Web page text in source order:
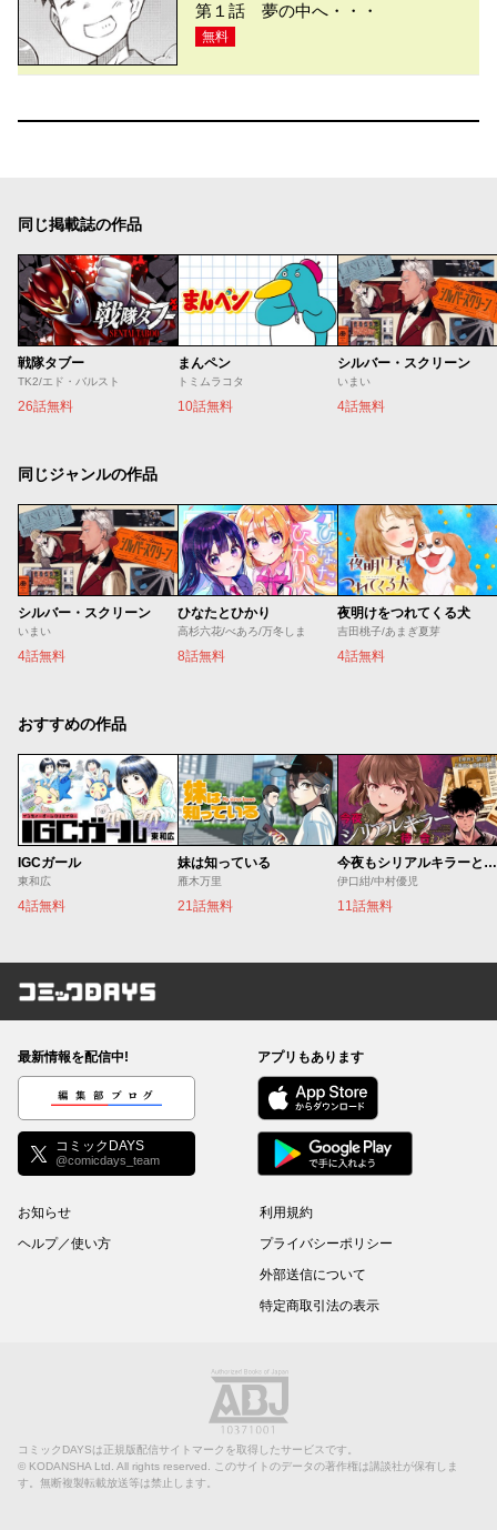
第１話 夢の中へ・・・
無料
同じ掲載誌の作品
戦隊タブー
TK2/エド・バルスト
26話無料
まんペン
トミムラコタ
10話無料
シルバー・スクリーン
いまい
4話無料
同じジャンルの作品
シルバー・スクリーン
いまい
4話無料
ひなたとひかり
高杉六花/べあろ/万冬しま
8話無料
夜明けをつれてくる犬
吉田桃子/あまぎ夏芽
4話無料
おすすめの作品
IGCガール
東和広
4話無料
妹は知っている
雁木万里
21話無料
今夜もシリアルキラーと待ち合わせ
伊口紺/中村優児
11話無料
コミックDAYS
最新情報を配信中!
編集部ブログ
コミックDAYS
@comicdays_team
アプリもあります
お知らせ
ヘルプ／使い方
利用規約
プライバシーポリシー
外部送信について
特定商取引法の表示
コミックDAYSは正規版配信サイトマークを取得したサービスです。
© KODANSHA Ltd. All rights reserved. このサイトのデータの著作権は講談社が保有しま
す。無断複製転載放送等は禁止します。